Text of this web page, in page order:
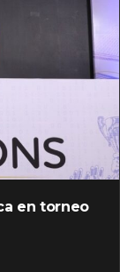
en torneo